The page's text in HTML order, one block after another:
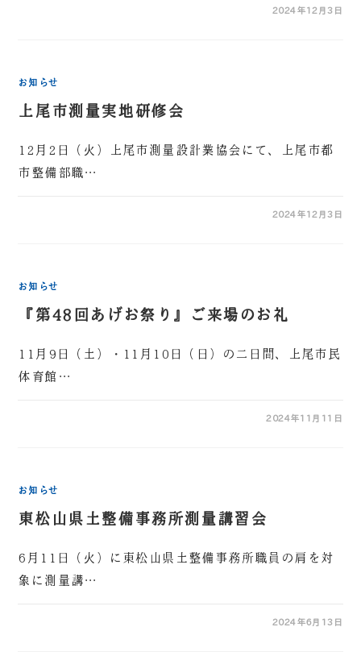
2024年12月3日
お知らせ
上尾市測量実地研修会
12月2日（火）上尾市測量設計業協会にて、上尾市都
市整備部職…
2024年12月3日
お知らせ
『第48回あげお祭り』ご来場のお礼
11月9日（土）・11月10日（日）の二日間、上尾市民
体育館…
2024年11月11日
お知らせ
東松山県土整備事務所測量講習会
6月11日（火）に東松山県土整備事務所職員の肩を対
象に測量講…
2024年6月13日